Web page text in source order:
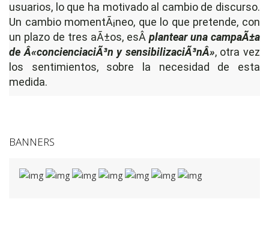
usuarios, lo que ha motivado al cambio de discurso.
Un cambio momentÃ¡neo, que lo que pretende, con
un plazo de tres aÃ±os, esÂ plantear una campaÃ±a
de Â«concienciaciÃ³n y sensibilizaciÃ³nÂ», otra vez
los sentimientos, sobre la necesidad de esta
medida.
BANNERS